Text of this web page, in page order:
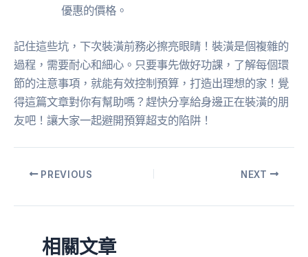
優惠的價格。
記住這些坑，下次裝潢前務必擦亮眼睛！裝潢是個複雜的
過程，需要耐心和細心。只要事先做好功課，了解每個環
節的注意事項，就能有效控制預算，打造出理想的家！覺
得這篇文章對你有幫助嗎？趕快分享給身邊正在裝潢的朋
友吧！讓大家一起避開預算超支的陷阱！
PREVIOUS NEXT
相關文章